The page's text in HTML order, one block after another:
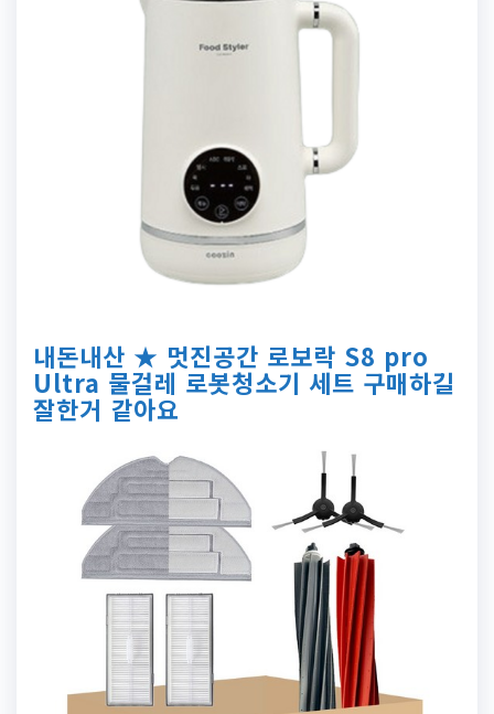
내돈내산 ★ 멋진공간 로보락 S8 pro
Ultra 물걸레 로봇청소기 세트 구매하길
잘한거 같아요